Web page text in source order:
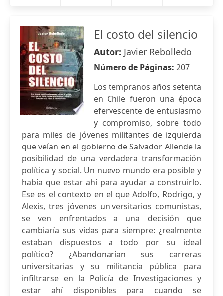
El costo del silencio
Autor: Javier Rebolledo
Número de Páginas: 207
Los tempranos años setenta
en Chile fueron una época
efervescente de entusiasmo
y compromiso, sobre todo
para miles de jóvenes militantes de izquierda
que veían en el gobierno de Salvador Allende la
posibilidad de una verdadera transformación
política y social. Un nuevo mundo era posible y
había que estar ahí para ayudar a construirlo.
Ese es el contexto en el que Adolfo, Rodrigo, y
Alexis, tres jóvenes universitarios comunistas,
se ven enfrentados a una decisión que
cambiaría sus vidas para siempre: ¿realmente
estaban dispuestos a todo por su ideal
político? ¿Abandonarían sus carreras
universitarias y su militancia pública para
infiltrarse en la Policía de Investigaciones y
estar ahí disponibles para cuando se